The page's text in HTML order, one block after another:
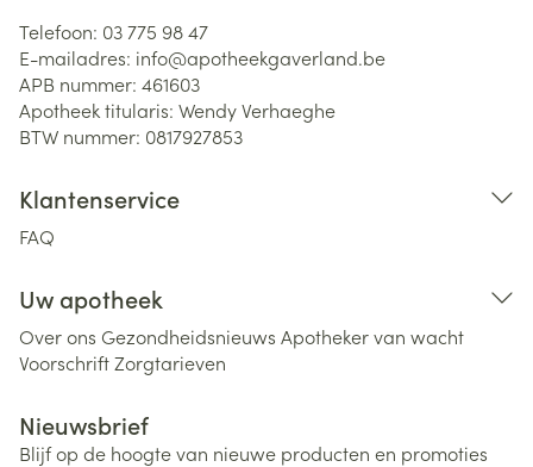
Telefoon: 03 775 98 47
E-mailadres: info@apotheekgaverland.be
APB nummer: 461603
Apotheek titularis: Wendy Verhaeghe
BTW nummer: 0817927853
Klantenservice
FAQ
Uw apotheek
Over ons Gezondheidsnieuws Apotheker van wacht
VoorschriftZorgtarieven
Nieuwsbrief
Blijf op de hoogte van nieuwe producten en promoties